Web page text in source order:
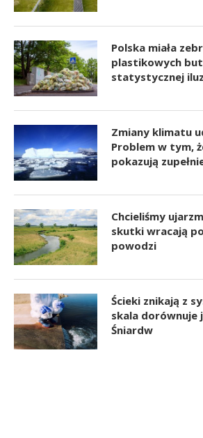
Polska miała
plastikowych
statystycznej
Zmiany klimatu
Problem w tym,
pokazują
Chcieliśmy
skutki wracają
powodzi
Ścieki znikają z
skala dorównuje
Śniardw